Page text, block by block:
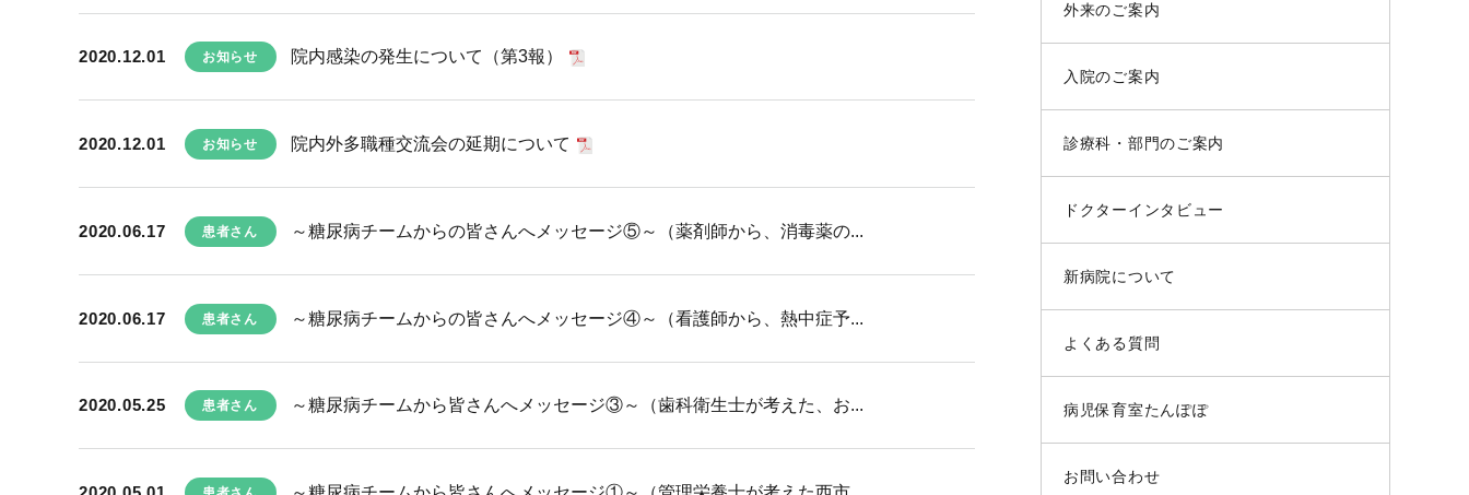
2020.12.01 お知らせ 院内感染の発生について（第3報）
2020.12.01 お知らせ 院内外多職種交流会の延期について
2020.06.17 患者さん ～糖尿病チームからの皆さんへメッセージ⑤～（薬剤師から、消毒薬の...
2020.06.17 患者さん ～糖尿病チームからの皆さんへメッセージ④～（看護師から、熱中症予...
2020.05.25 患者さん ～糖尿病チームから皆さんへメッセージ③～（歯科衛生士が考えた、お...
外来のご案内
入院のご案内
診療科・部門のご案内
ドクターインタビュー
新病院について
よくある質問
病児保育室たんぽぽ
お問い合わせ